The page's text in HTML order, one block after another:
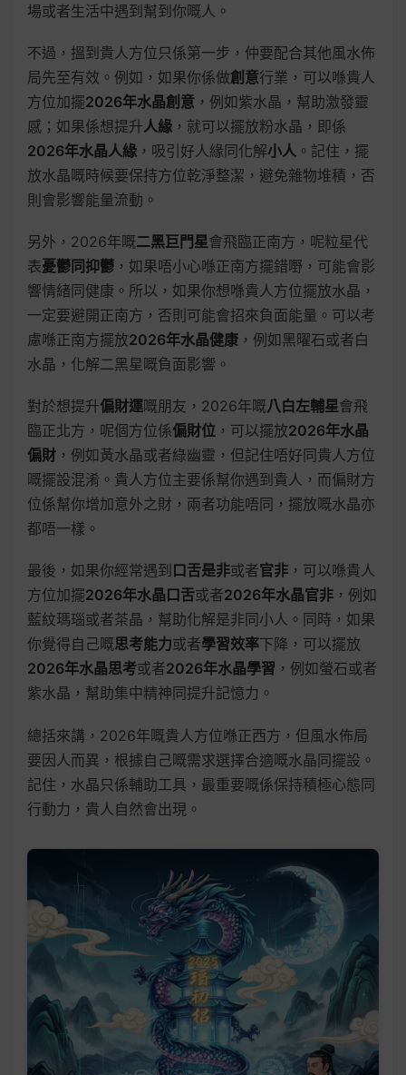
場或者生活中遇到幫到你嘅人。
不過，搵到貴人方位只係第一步，仲要配合其他風水佈
局先至有效。例如，如果你係做創意行業，可以喺貴人
方位加擺2026年水晶創意 ，例如紫水晶，幫助激發靈
感；如果係想提升人緣 ，就可以擺放粉水晶，即係
2026年水晶人緣 ，吸引好人緣同化解小人 。記住，擺
放水晶嘅時候要保持方位乾淨整潔，避免雜物堆積，否
則會影響能量流動。
另外，2026年嘅二黑巨門星會飛臨正南方，呢粒星代
表憂鬱同抑鬱 ，如果唔小心喺正南方擺錯嘢，可能會影
響情緒同健康。所以，如果你想喺貴人方位擺放水晶，
一定要避開正南方，否則可能會招來負面能量。可以考
慮喺正南方擺放2026年水晶健康 ，例如黑曜石或者白
水晶，化解二黑星嘅負面影響。
對於想提升偏財運嘅朋友，2026年嘅八白左輔星會飛
臨正北方，呢個方位係偏財位 ，可以擺放2026年水晶
偏財 ，例如黃水晶或者綠幽靈，但記住唔好同貴人方位
嘅擺設混淆。貴人方位主要係幫你遇到貴人，而偏財方
位係幫你增加意外之財，兩者功能唔同，擺放嘅水晶亦
都唔一樣。
最後，如果你經常遇到 口舌是非或者官非 ，可以喺貴人
方位加擺2026年水晶口舌或者2026年水晶官非 ，例如
藍紋瑪瑙或者茶晶，幫助化解是非同小人。同時，如果
你覺得自己嘅思考能力或者學習效率下降，可以擺放
2026年水晶思考或者2026年水晶學習 ，例如螢石或者
紫水晶，幫助集中精神同提升記憶力。
總括來講，2026年嘅貴人方位喺正西方，但風水佈局
要因人而異，根據自己嘅需求選擇合適嘅水晶同擺設。
記住，水晶只係輔助工具，最重要嘅係保持積極心態同
行動力，貴人自然會出現。